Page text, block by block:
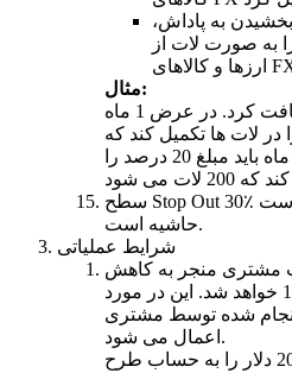
بخشیدن به پاداش،
را به صورت لات از
مثال:
مشتری 1000 دلار جایزه دریافت کرد. در عرض 1 ماه
را در لات ها تکمیل کند که
100 لات است. یا در عرض 2 ماه باید مبلغ 20 درصد را
سطح Stop Out 30٪ است. Margin Call در 50% سطح
حاشیه است.
شرایط عملیاتی
مشتری منجر به کاهش
طرح پاداش بر اساس 1:1 خواهد شد. این در مورد
شده توسط مشتری
اعمال می شود.
به عنوان مثال: اگر مشتری 200 دلار را به حساب طرح